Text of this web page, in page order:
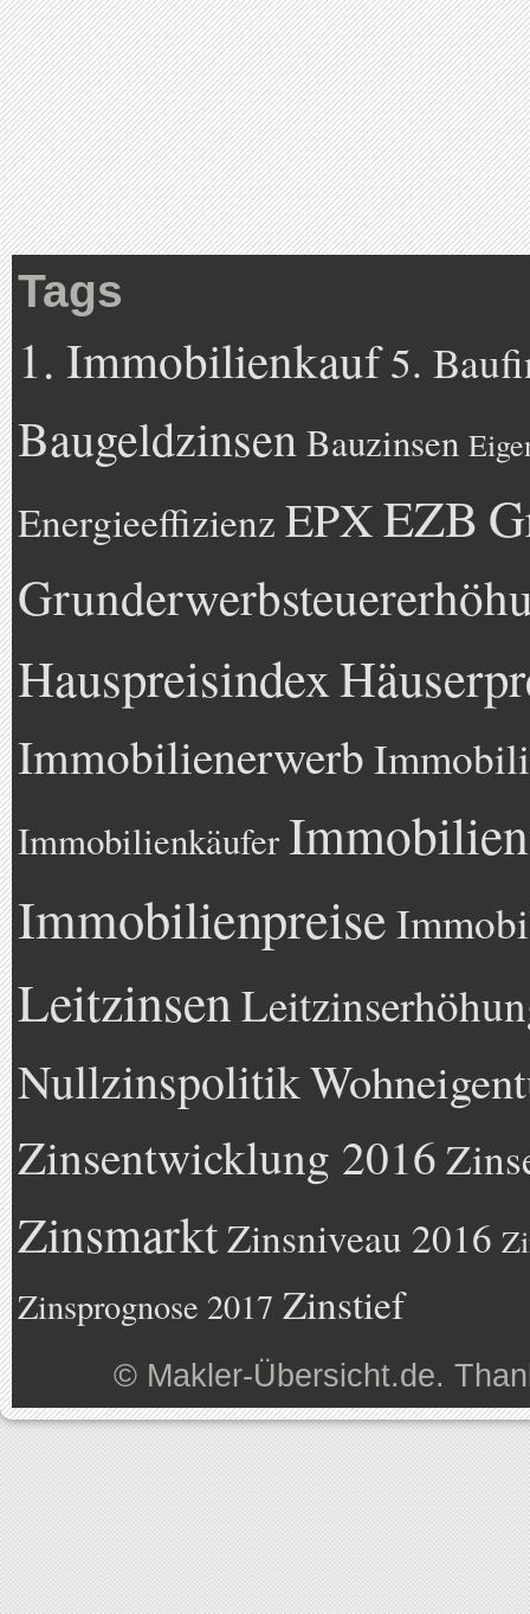
Tags
1. Immobilienkauf5.
BaugeldzinsenBauzinsen
Energieeffizienz EPXEZB
Hauspreisindex
Immobilienerwerb
Immobilienkäufer
Immobilienpreise
Leitzinsen
Nullzinspolitik
Zinsentwicklung 2016
Zinsmarkt Zinsniveau 2016
Zinsprognose 2017 Zinstief
© Makler-Übersicht.de.